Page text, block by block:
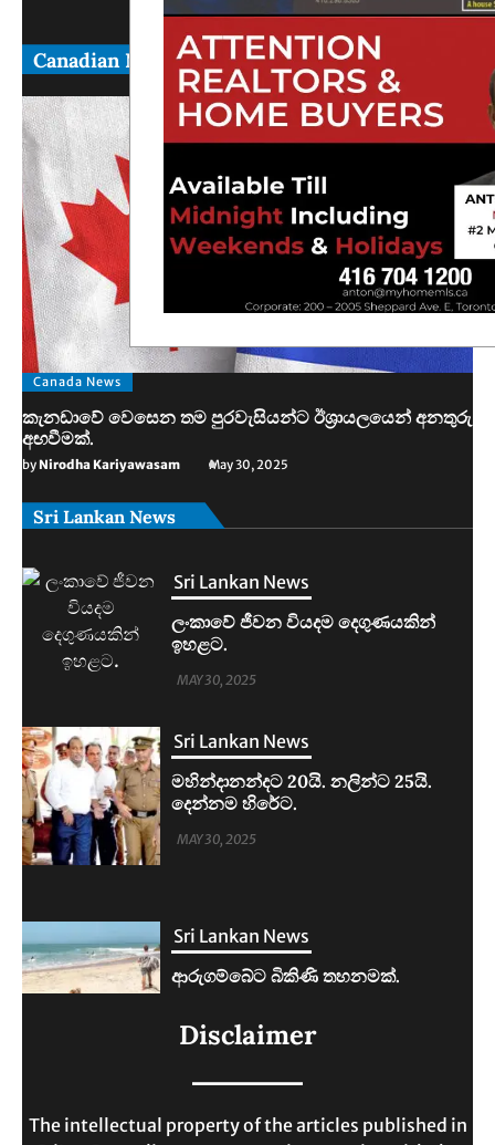
Canadian News
Canada News
කැනඩාවේ වෙසෙන තම පුරවැසියන්ට ඊශ්‍රායලයෙන් අනතුරු
අඟවීමක්.
by Nirodha Kariyawasam May 30, 2025
Sri Lankan News
Sri Lankan News
මහින්දානන්දට 20යි. නලින්ට 25යි.
දෙන්නම හිරේට.
MAY 30, 2025
Sri Lankan News
ආරුගම්බේට බිකිණි තහනමක්.
MAY 30, 2025
Sri Lankan News
ඉහළට.
Disclaimer
The intellectual property of the articles published in